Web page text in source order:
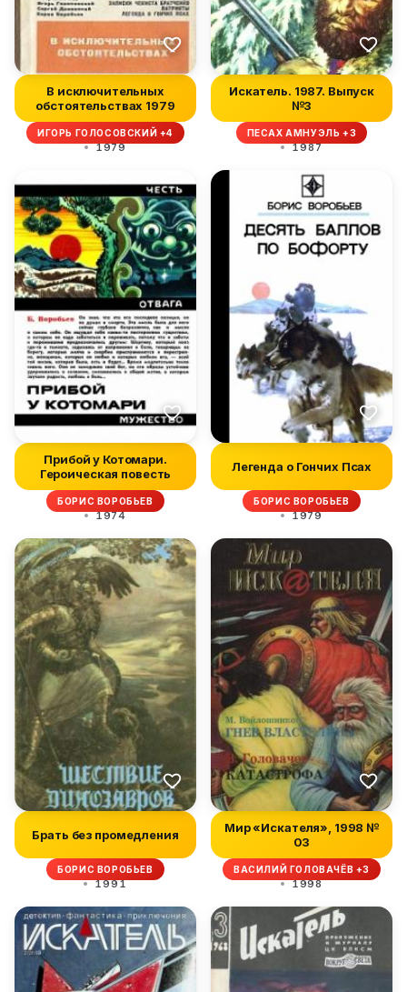
В исключительных
обстоятельствах 1979
ИГОРЬ ГОЛОСОВСКИЙ +4
1979
Искатель. 1987. Выпуск
№3
ПЕСАХ АМНУЭЛЬ +3
1987
Прибой у Котомари.
Героическая повесть
БОРИС ВОРОБЬЕВ
1974
Легенда о Гончих Псах
БОРИС ВОРОБЬЕВ
1979
Брать без промедления
БОРИС ВОРОБЬЕВ
1991
Мир «Искателя», 1998 №
03
ВАСИЛИЙ ГОЛОВАЧЁВ +3
1998